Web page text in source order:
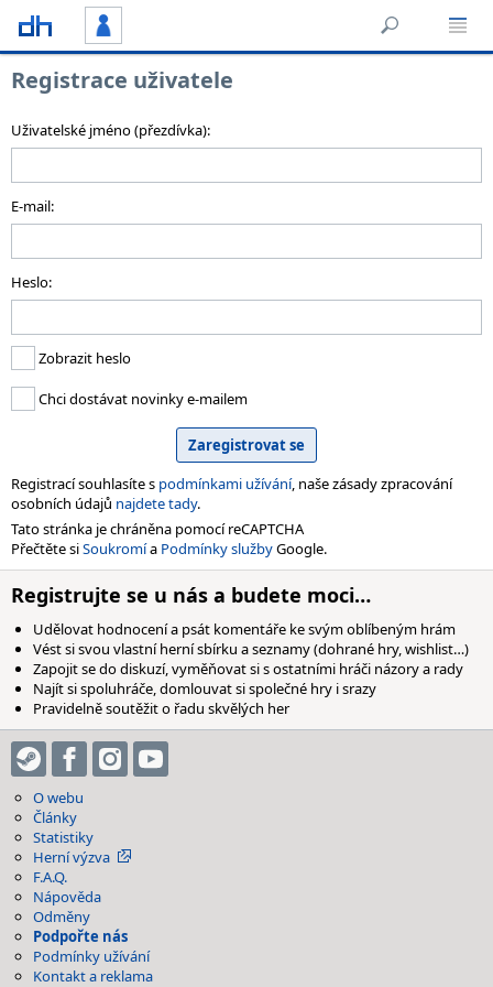
Registrace uživatele
Uživatelské jméno (přezdívka):
E-mail:
Heslo:
Zobrazit heslo
Chci dostávat novinky e-mailem
Registrací souhlasíte s podmínkami užívání, naše zásady zpracování
osobních údajů najdete tady.
Tato stránka je chráněna pomocí reCAPTCHA
Přečtěte siSoukromía Podmínky službyGoogle.
Registrujte se u nás a budete moci…
Udělovat hodnocení a psát komentáře ke svým oblíbeným hrám
Vést si svou vlastní herní sbírku a seznamy (dohrané hry, wishlist…)
Zapojit se do diskuzí, vyměňovat si s ostatními hráči názory a rady
Najít si spoluhráče, domlouvat si společné hry i srazy
Pravidelně soutěžit o řadu skvělých her
O webu
Články
Statistiky
Herní výzva
F.A.Q.
Nápověda
Odměny
Podpořte nás
Podmínky užívání
Kontakt a reklama